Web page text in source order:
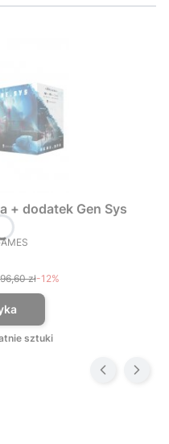
+ dodatek Gen Sys
zł-12%
sztuki